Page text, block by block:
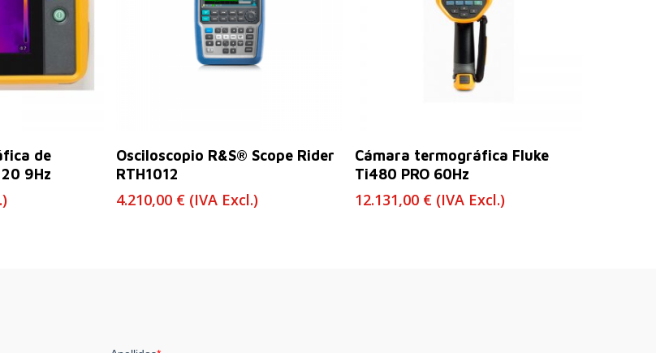
de
9Hz
Leer Más
Osciloscopio R&S® Scope Rider
RTH1012
4.210,00 € (IVA Excl.)
Leer Más
Cámara termográfica Fluke
Ti480 PRO 60Hz
12.131,00 € (IVA Excl.)